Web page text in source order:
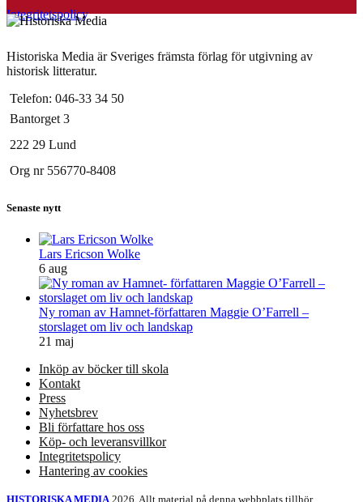
Integritetspolicy
Historiska Media är Sveriges främsta förlag för utgivning av
historisk litteratur.
Telefon: 046-33 34 50
Bantorget 3
222 29 Lund
Org nr 556770-8408
Senaste nytt
Lars Ericson Wolke
6 aug
Ny roman av Hamnet-författaren Maggie O’Farrell –
storslaget om liv och landskap
21 maj
Inköp av böcker till skola
Kontakt
Press
Nyhetsbrev
Bli författare hos oss
Köp- och leveransvillkor
Integritetspolicy
Hantering av cookies
HISTORISKA MEDIA2026. Allt material på denna webbplats tillhör